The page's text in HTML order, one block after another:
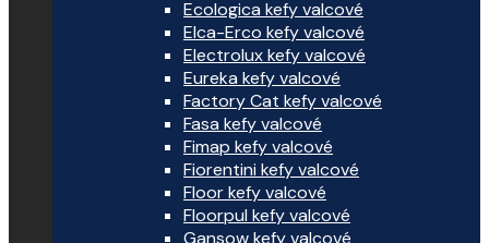
Ecologica kefy valcové
Elca-Erco kefy valcové
Electrolux kefy valcové
Eureka kefy valcové
Factory Cat kefy valcové
Fasa kefy valcové
Fimap kefy valcové
Fiorentini kefy valcové
Floor kefy valcové
Floorpul kefy valcové
Gansow kefy valcové